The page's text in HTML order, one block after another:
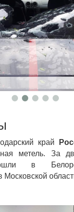
край
метель. За
в
Московской